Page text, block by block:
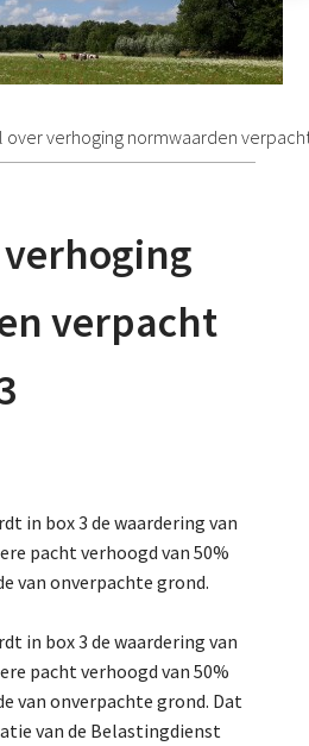
over verhoging normwaarden
verhoging
verpacht
in box 3 de waardering van
pacht verhoogd van 50%
van onverpachte grond.
in box 3 de waardering van
pacht verhoogd van 50%
van onverpachte grond. Dat
van de Belastingdienst
Home
Nieuwsbrief
Provincies
Dossiers